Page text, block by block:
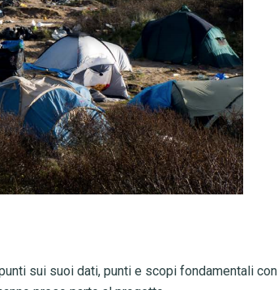
sui suoi dati, punti e scopi fondamentali con